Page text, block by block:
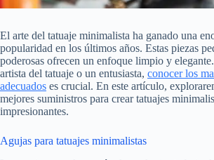
El arte del tatuaje minimalista ha ganado una
popularidad en los últimos años. Estas piezas
poderosas ofrecen un enfoque limpio y
artista del tatuaje o un entusiasta, conocer los
adecuados es crucial. En este artículo,
mejores suministros para crear tatuajes
impresionantes.
Agujas para tatuajes minimalistas